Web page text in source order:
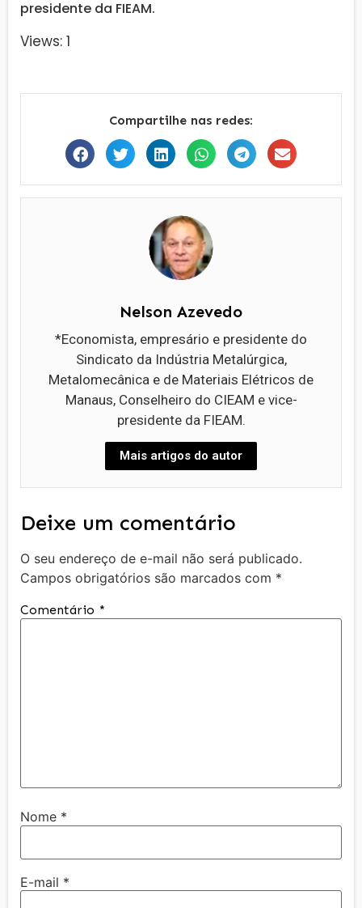
presidente da FIEAM.
Views: 1
Compartilhe nas redes:
Nelson Azevedo
*Economista, empresário e presidente do
Sindicato da Indústria Metalúrgica,
Metalomecânica e de Materiais Elétricos de
Manaus, Conselheiro do CIEAM e vice-
presidente da FIEAM.
Mais artigos do autor
Deixe um comentário
O seu endereço de e-mail não será publicado.
Campos obrigatórios são marcados com *
Comentário *
Nome *
E-mail *